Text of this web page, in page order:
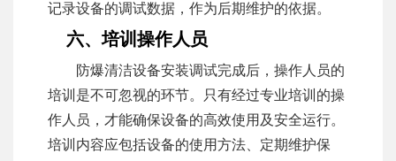
记录设备的调试数据，作为后期维护的依据。
六、培训操作人员
防爆清洁设备安装调试完成后，操作人员的
培训是不可忽视的环节。只有经过专业培训的操
作人员，才能确保设备的高效使用及安全运行。
培训内容应包括设备的使用方法、定期维护保